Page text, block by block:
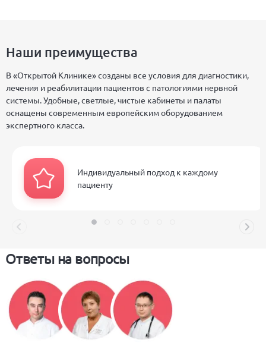
Ответы на вопросы
Наши преимущества
В «Открытой Клинике» созданы все условия для диагностики,
лечения и реабилитации пациентов с патологиями нервной
системы. Удобные, светлые, чистые кабинеты и палаты
оснащены современным европейским оборудованием
экспертного класса.
Индивидуальный подход к каждому
пациенту